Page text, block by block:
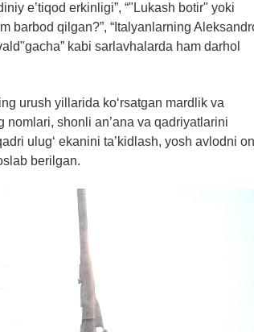
e’tiqod erkinligi”, “"Lukash botir" yoki
barbod qilgan?”, “Italyanlarning
kabi sarlavhalarda ham darhol
urush yillarida ko‘rsatgan mardlik va
shonli an’ana va qadriyatlarini
ulug‘ ekanini ta’kidlash, yosh avlodni
berilgan.